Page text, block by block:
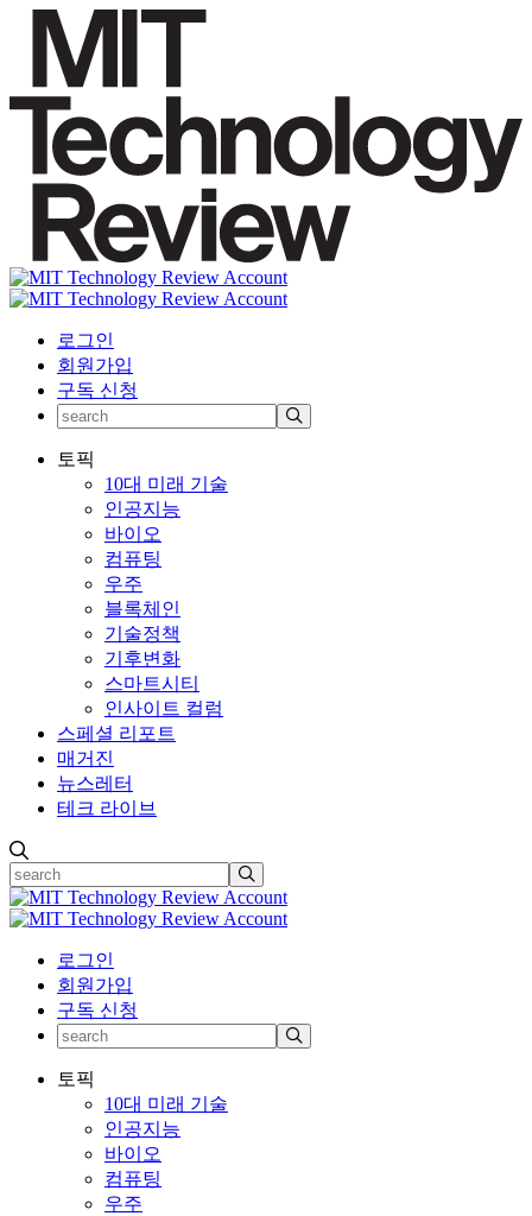
로그인
회원가입
구독 신청
토픽
10대 미래 기술
인공지능
바이오
컴퓨팅
우주
블록체인
기술정책
기후변화
스마트시티
인사이트 컬럼
스페셜 리포트
매거진
뉴스레터
테크 라이브
로그인
회원가입
구독 신청
토픽
10대 미래 기술
인공지능
바이오
컴퓨팅
우주